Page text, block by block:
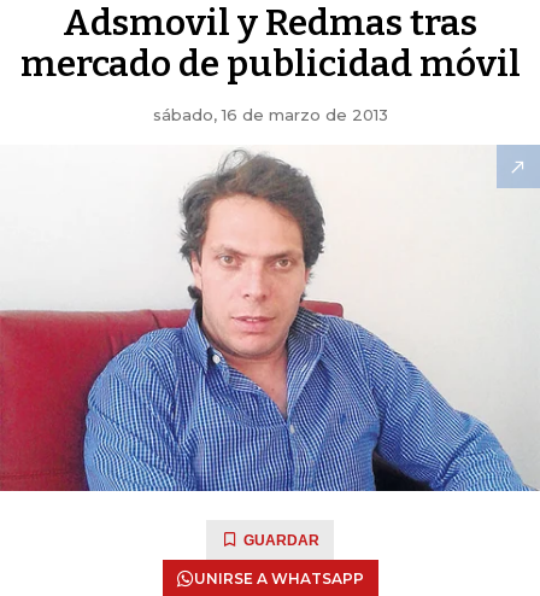
Adsmovil y Redmas tras
mercado de publicidad móvil
sábado, 16 de marzo de 2013
GUARDAR
UNIRSE A WHATSAPP